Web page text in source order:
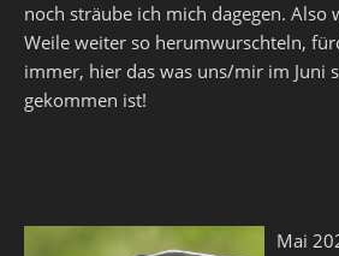
noch sträube ich mich dagegen. Also
Weile weiter so herumwurschteln,
immer, hier das was uns/mir im Juni
gekommen ist!
Mai